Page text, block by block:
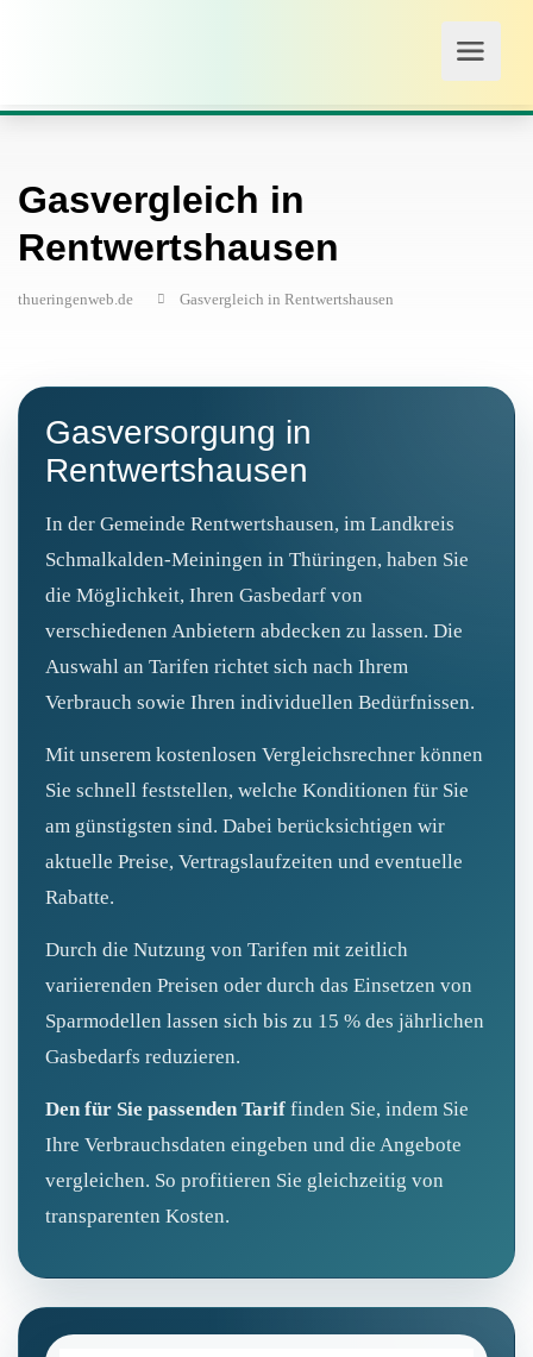
Gasvergleich in
Rentwertshausen
thueringenweb.de Gasvergleich in Rentwertshausen
Gasversorgung in
Rentwertshausen
In der Gemeinde Rentwertshausen, im Landkreis
Schmalkalden-Meiningen in Thüringen, haben Sie
die Möglichkeit, Ihren Gasbedarf von
verschiedenen Anbietern abdecken zu lassen. Die
Auswahl an Tarifen richtet sich nach Ihrem
Verbrauch sowie Ihren individuellen Bedürfnissen.
Mit unserem kostenlosen Vergleichsrechner können
Sie schnell feststellen, welche Konditionen für Sie
am günstigsten sind. Dabei berücksichtigen wir
aktuelle Preise, Vertragslaufzeiten und eventuelle
Rabatte.
Durch die Nutzung von Tarifen mit zeitlich
variierenden Preisen oder durch das Einsetzen von
Sparmodellen lassen sich bis zu 15 % des jährlichen
Gasbedarfs reduzieren.
Den für Sie passenden Tarif finden Sie, indem Sie
Ihre Verbrauchsdaten eingeben und die Angebote
vergleichen. So profitieren Sie gleichzeitig von
transparenten Kosten.